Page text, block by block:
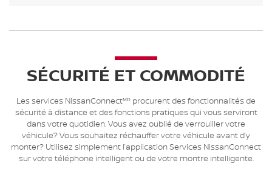
SÉCURITÉ ET COMMODITÉ
Les services NissanConnectᴹᴰ procurent des fonctionnalités de
sécurité à distance et des fonctions pratiques qui vous serviront
dans votre quotidien. Vous avez oublié de verrouiller votre
véhicule? Vous souhaitez réchauffer votre véhicule avant d’y
monter? Utilisez simplement l’application Services NissanConnect
sur votre téléphone intelligent ou de votre montre intelligente.